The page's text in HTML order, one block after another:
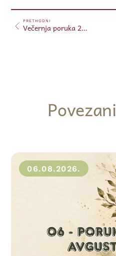
PRETHODNI
Večernja poruka 23.02.2024.
06.08.2026.